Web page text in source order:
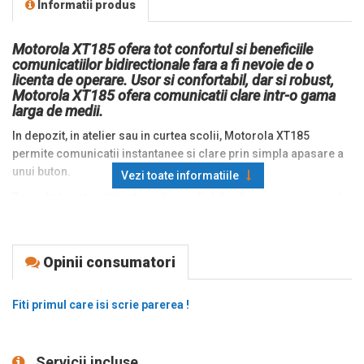
Informatii produs
Motorola XT185 ofera tot confortul si beneficiile
comunicatiilor bidirectionale fara a fi nevoie de o
licenta de operare. Usor si confortabil, dar si robust,
Motorola XT185 ofera comunicatii clare intr-o gama
larga de medii.
In depozit, in atelier sau in curtea scolii, Motorola XT185
permite comunicatii instantanee si clare prin simpla apasare a
unui buton.
si economic.
greutate redusa si imperechere usoara, XT185 este radioul
Caracteristici generale ale statiei bidirectionale Motorola
Vezi toate informatiile
Opinii consumatori
Fiti primul care isi scrie parerea !